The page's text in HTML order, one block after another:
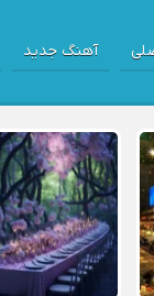
آهنگ جدید